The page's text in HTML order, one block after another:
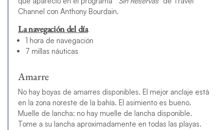
Channel con Anthony Bourdain.
La navegación del día
1 hora de navegación
7 millas náuticas
Amarre
No hay boyas de amarres disponibles. El mejor anclaje está
en la zona noreste de la bahía. El asimiento es bueno.
Muelle de lancha: no hay muelle de lancha disponible.
Tome a su lancha aproximadamente en todas las playas.